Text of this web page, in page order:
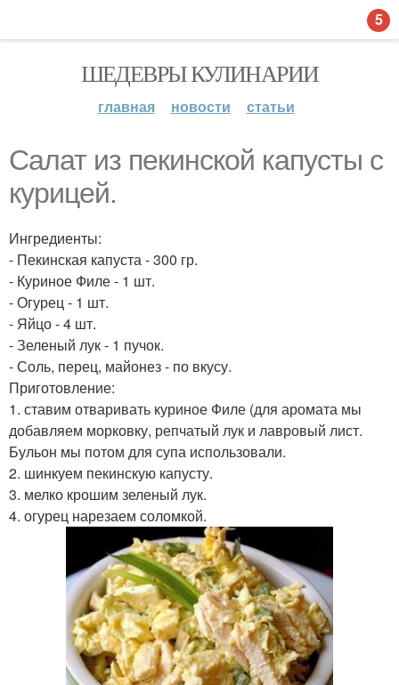
ШЕДЕВРЫ КУЛИНАРИИ
главная новости статьи
Салат из пекинской капусты с
курицей.
Ингредиенты:
- Пекинская капуста - 300 гр.
- Куриное Филе - 1 шт.
- Огурец - 1 шт.
- Яйцо - 4 шт.
- Зеленый лук - 1 пучок.
- Соль, перец, майонез - по вкусу.
Приготовление:
1. ставим отваривать куриное Филе (для аромата мы
добавляем морковку, репчатый лук и лавровый лист.
Бульон мы потом для супа использовали.
2. шинкуем пекинскую капусту.
3. мелко крошим зеленый лук.
4. огурец нарезаем соломкой.
5